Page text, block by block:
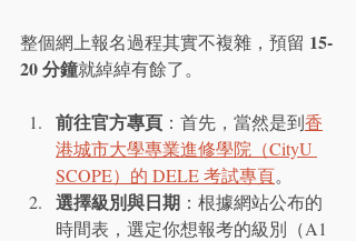
整個網上報名過程其實不複雜，預留 15-
20 分鐘就綽綽有餘了。
前往官方專頁 ：首先，當然是到香
港城市大學專業進修學院（CityU
SCOPE）的 DELE 考試專頁。
選擇級別與日期 ：根據網站公布的
時間表，選定你想報考的級別（A1